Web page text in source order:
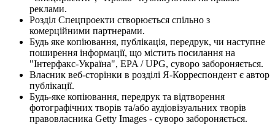
реклами.
Розділ Спецпроекти створюється спільно з
комерційними партнерами.
Будь яке копіювання, публікація, передрук, чи наступне
поширення інформації, що містить посилання на
"Інтерфакс-Україна", EPA / UPG, суворо забороняється.
Власник веб-сторінки в розділі Я-Корреспондент є автор
публікації.
Будь-яке копіювання, передрук та відтворення
фотографічних творів та/або аудіовізуальних творів
правовласника Getty Images - суворо забороняється.